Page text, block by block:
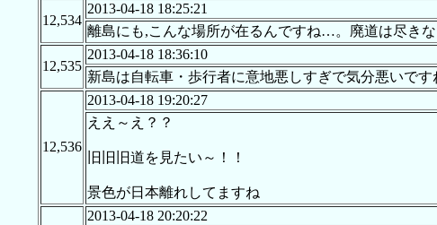
12,534
2013-04-18 18:25:21
離島にも,こんな場所が在るんですね…。廃道は尽きな
12,535
2013-04-18 18:36:10
新島は自転車・歩行者に意地悪しすぎで気分悪いです
12,536
2013-04-18 19:20:27
ええ～え？？
旧旧旧道を見たい～！！
景色が日本離れしてますね
2013-04-18 20:20:22